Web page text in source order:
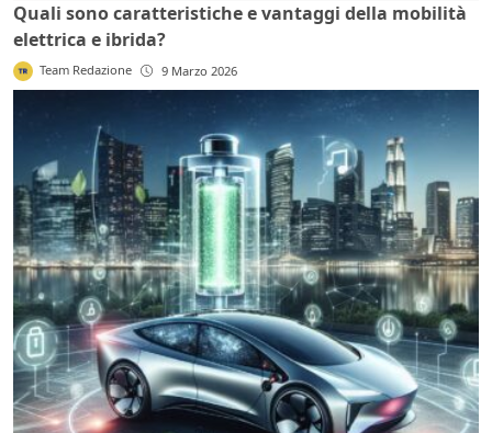
Quali sono caratteristiche e vantaggi della mobilità
elettrica e ibrida?
Team Redazione 9 Marzo 2026